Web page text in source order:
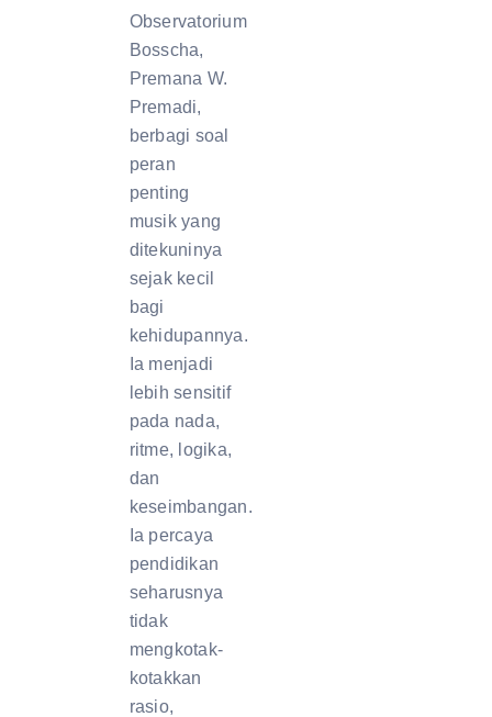
Observatorium
Bosscha,
Premana W.
Premadi,
berbagi soal
peran
penting
musik yang
ditekuninya
sejak kecil
bagi
kehidupannya.
Ia menjadi
lebih sensitif
pada nada,
ritme, logika,
dan
keseimbangan.
Ia percaya
pendidikan
seharusnya
tidak
mengkotak-
kotakkan
rasio,